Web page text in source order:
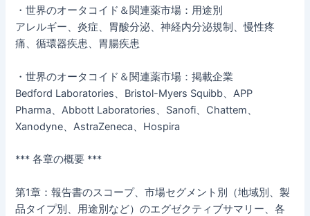
・世界のオータコイド＆関連薬市場：用途別
アレルギー、炎症、胃酸分泌、神経内分泌規制、慢性疼
痛、循環器疾患、胃腸疾患
・世界のオータコイド＆関連薬市場：掲載企業
Bedford Laboratories、Bristol-Myers Squibb、APP
Pharma、Abbott Laboratories、Sanofi、Chattem、
Xanodyne、AstraZeneca、Hospira
*** 各章の概要 ***
第1章：報告書のスコープ、市場セグメント別（地域別、製
品タイプ別、用途別など）のエグゼクティブサマリー、各